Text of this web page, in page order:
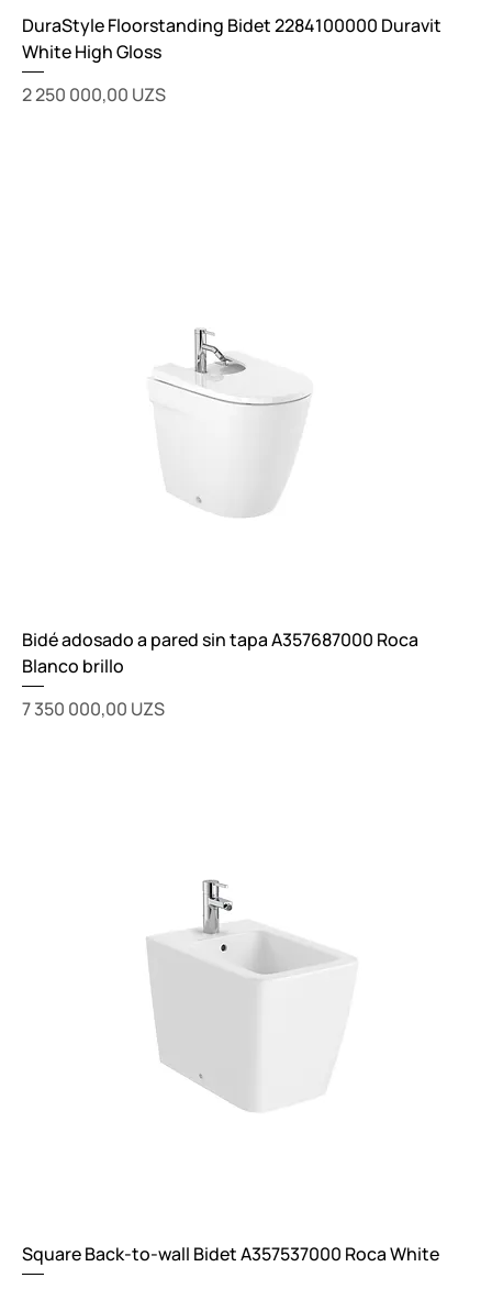
DuraStyle Floorstanding Bidet 2284100000 Duravit
White High Gloss
Цена
2 250 000,00 UZS
Bidé adosado a pared sin tapa A357687000 Roca
Blanco brillo
Цена
7 350 000,00 UZS
Square Back-to-wall Bidet A357537000 Roca White